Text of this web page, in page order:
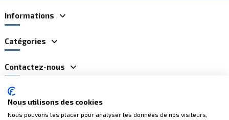
Informations
Catégories
Contactez-nous
Paiements 100% sécurisés
Nous utilisons des cookies
Nous pouvons les placer pour analyser les données de nos visiteurs,